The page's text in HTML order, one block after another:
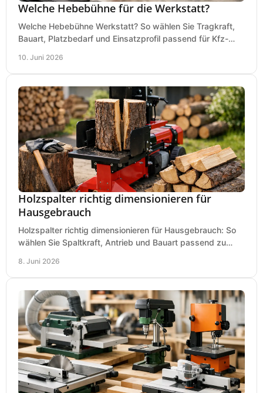
Welche Hebebühne für die Werkstatt?
Welche Hebebühne Werkstatt? So wählen Sie Tragkraft,
Bauart, Platzbedarf und Einsatzprofil passend für Kfz-
10. Juni 2026
Holzspalter richtig dimensionieren für
Hausgebrauch
Holzspalter richtig dimensionieren für Hausgebrauch: So
wählen Sie Spaltkraft, Antrieb und Bauart passend zu
8. Juni 2026